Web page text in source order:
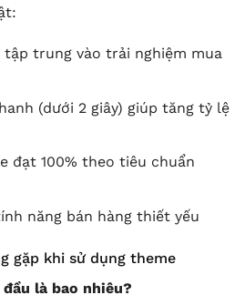
tập trung vào trải nghiệm mua
(dưới 2 giây) giúp tăng tỷ lệ
đạt 100% theo tiêu chuẩn
năng bán hàng thiết yếu
gặp khi sử dụng theme
là bao nhiêu?